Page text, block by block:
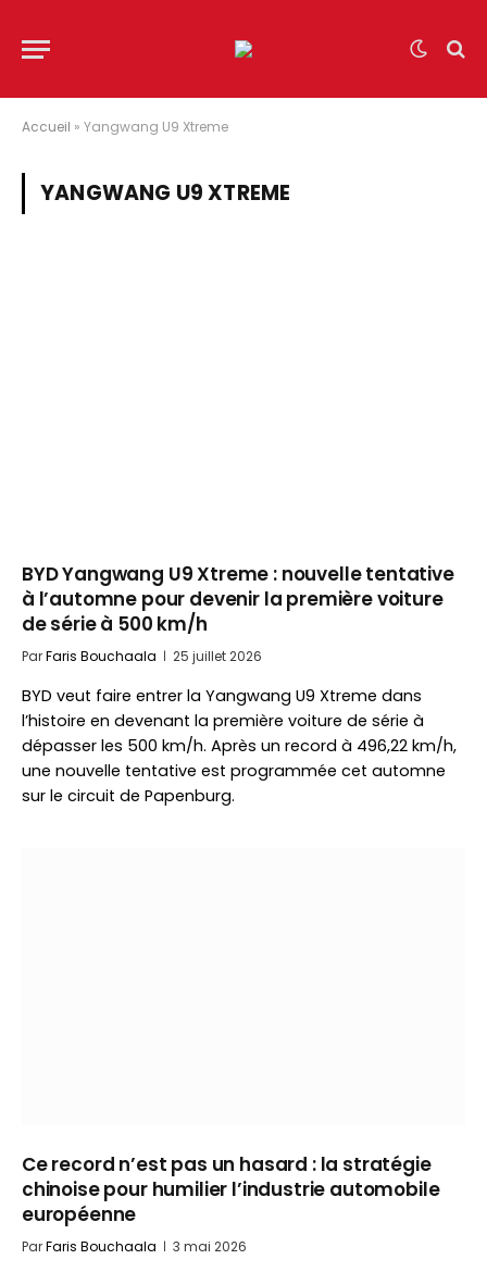
Accueil » Yangwang U9 Xtreme
YANGWANG U9 XTREME
BYD Yangwang U9 Xtreme : nouvelle tentative
à l’automne pour devenir la première voiture
de série à 500 km/h
ParFaris Bouchaala 25 juillet 2026
BYD veut faire entrer la Yangwang U9 Xtreme dans
l’histoire en devenant la première voiture de série à
dépasser les 500 km/h. Après un record à 496,22 km/h,
une nouvelle tentative est programmée cet automne
sur le circuit de Papenburg.
Ce record n’est pas un hasard : la stratégie
chinoise pour humilier l’industrie automobile
européenne
ParFaris Bouchaala 3 mai 2026